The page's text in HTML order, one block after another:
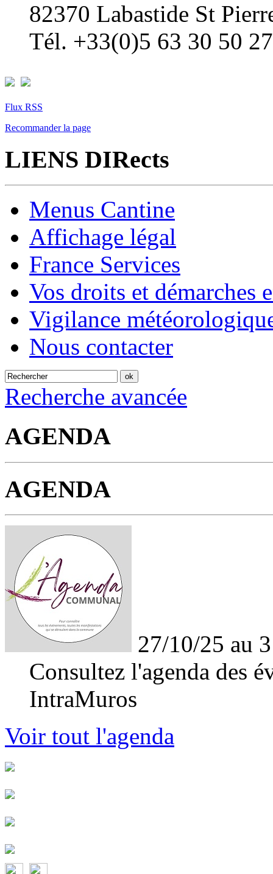
82370 Labastide St
Tél. +33(0)5 63 30 50 27
Flux RSS
Recommander la page
LIENS DIRects
Menus Cantine
Affichage légal
France Services
Vos droits et démarches
Vigilance
Nous contacter
Recherche avancée
AGENDA
AGENDA
27/10/25 au
Consultez l'agenda des
IntraMuros
Voir tout l'agenda